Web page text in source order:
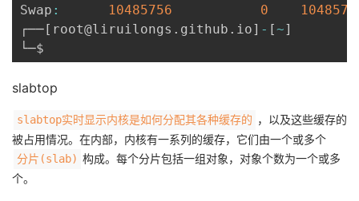
Swap : 10485756 0
┌──[ root@liruilongs . github . io] - [~]
slabtop
slabtop实时显示内核是如何分配其各种缓存的 ，以及这些缓存的
被占用情况。在内部，内核有一系列的缓存，它们由一个或多个
分片(slab) 构成。每个分片包括一组对象，对象个数为一个或多
个。